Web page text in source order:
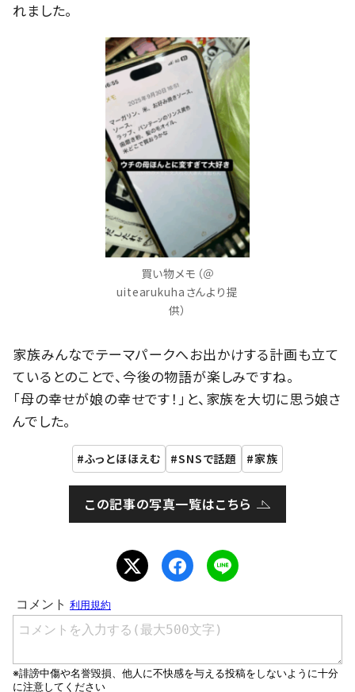
れました。
買い物メモ（＠
uitearukuhaさんより提
供）
家族みんなでテーマパークへお出かけする計画も立て
ているとのことで、今後の物語が楽しみですね。
「母の幸せが娘の幸せです！」と、家族を大切に思う娘さ
んでした。
ふっとほほえむ SNSで話題 家族
この記事の写真一覧はこちら